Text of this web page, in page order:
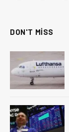
DON'T MISS